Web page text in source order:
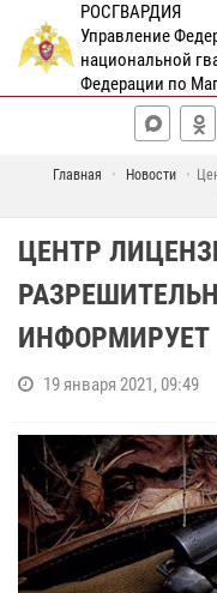
РОСГВАРДИЯ
Управление
национальной
Федерации по
Главная Новости
ЦЕНТР
ИНФОРМИРУЕТ
19 января 2021, 09:49